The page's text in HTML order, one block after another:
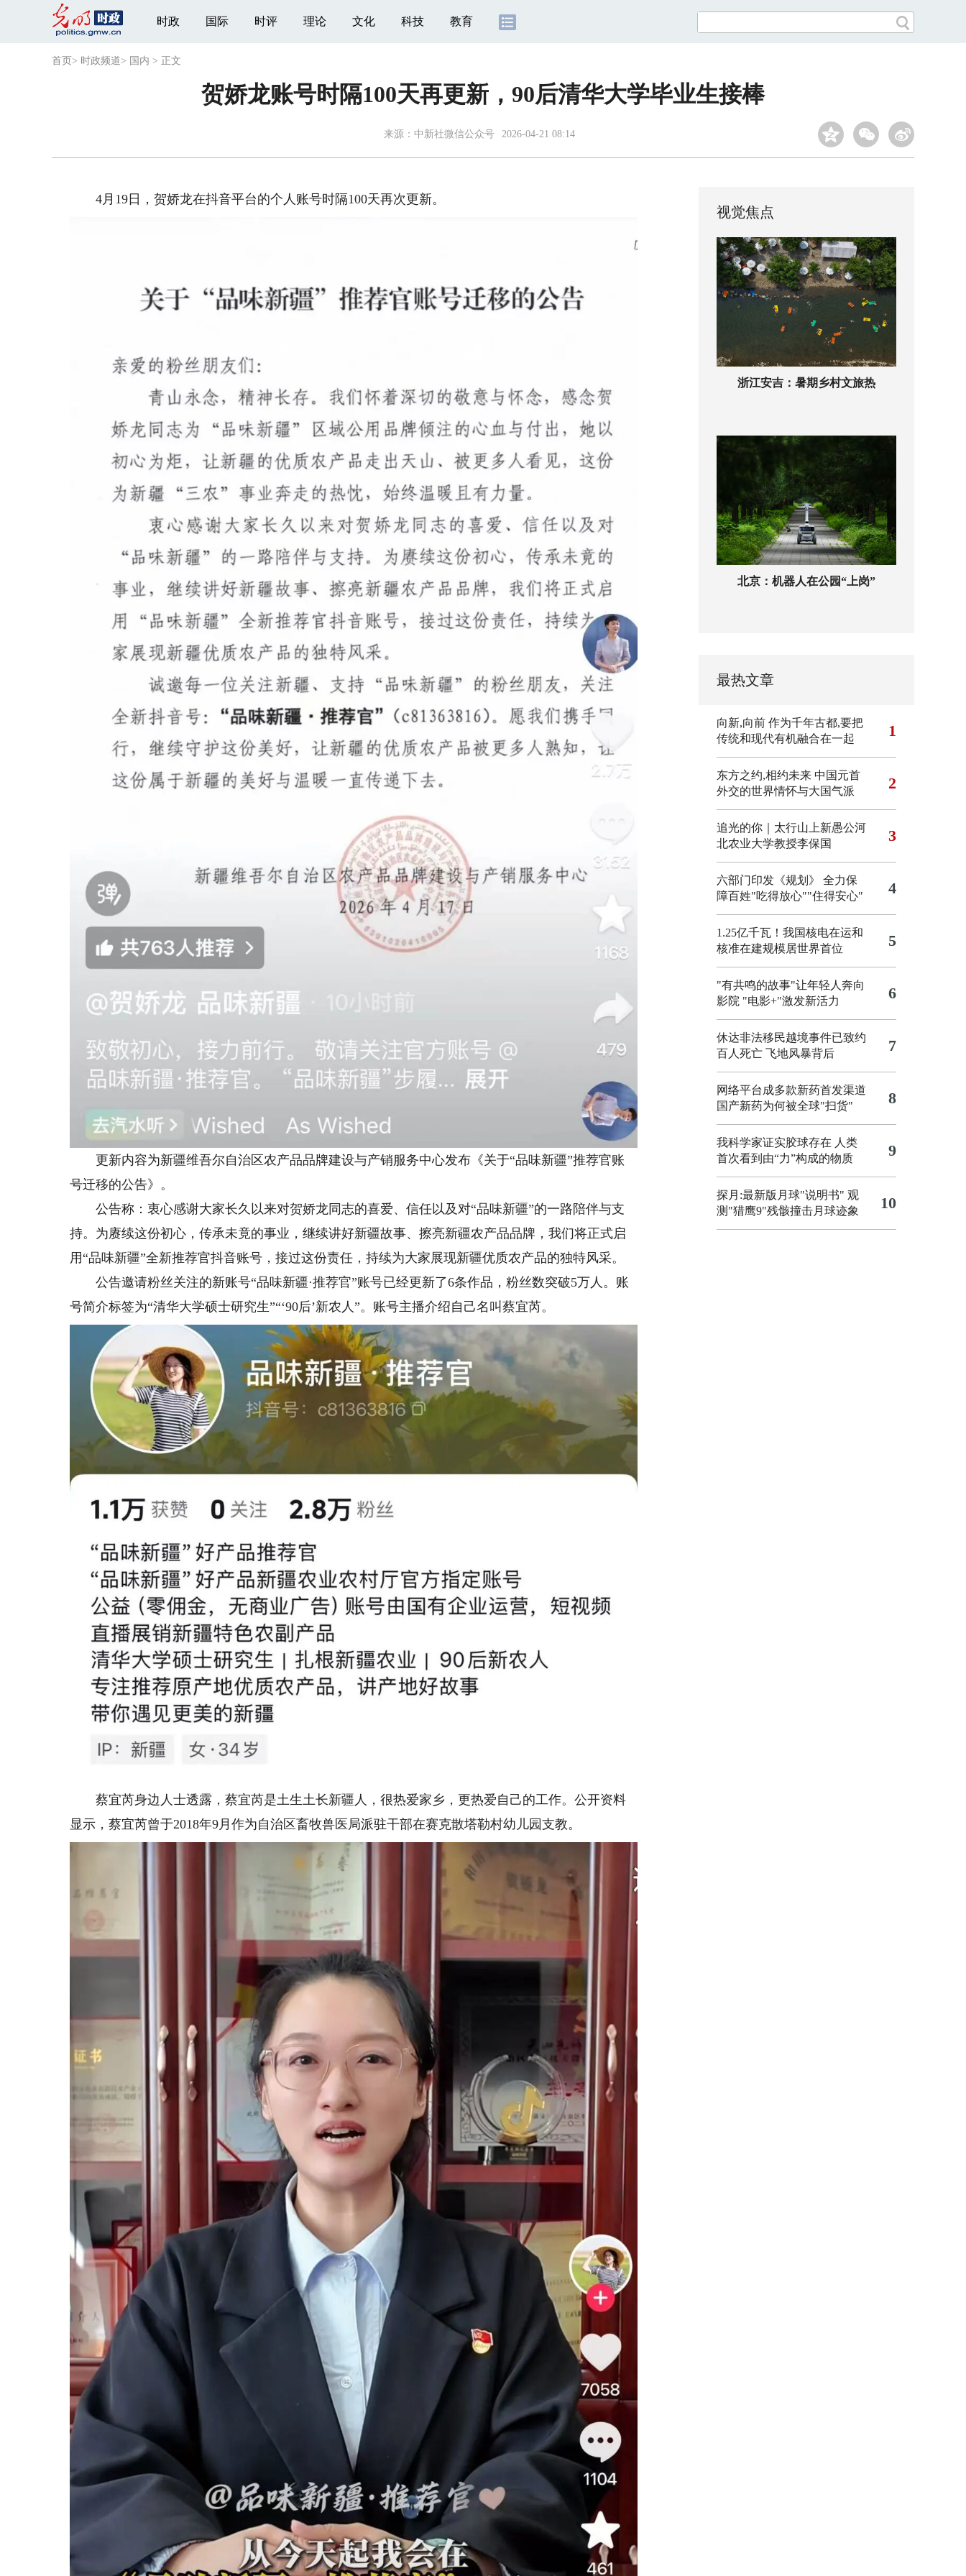
时政 国际 时评 理论 文化 科技 教育
首页 > 时政频道> 国内 > 正文
贺娇龙账号时隔100天再更新，90后清华大学毕业生接棒
来源： 中新社微信公众号 2026-04-21 08:14
4月19日，贺娇龙在抖音平台的个人账号时隔100天再次更新。
更新内容为新疆维吾尔自治区农产品品牌建设与产销服务中心发布《关于“品味新疆”推荐官账
号迁移的公告》。
公告称：衷心感谢大家长久以来对贺娇龙同志的喜爱、信任以及对“品味新疆”的一路陪伴与支
持。为赓续这份初心，传承未竟的事业，继续讲好新疆故事、擦亮新疆农产品品牌，我们将正式启
用“品味新疆”全新推荐官抖音账号，接过这份责任，持续为大家展现新疆优质农产品的独特风采。
公告邀请粉丝关注的新账号“品味新疆·推荐官”账号已经更新了6条作品，粉丝数突破5万人。账
号简介标签为“清华大学硕士研究生”“‘90后’新农人”。账号主播介绍自己名叫蔡宜芮。
蔡宜芮身边人士透露，蔡宜芮是土生土长新疆人，很热爱家乡，更热爱自己的工作。公开资料
显示，蔡宜芮曾于2018年9月作为自治区畜牧兽医局派驻干部在赛克散塔勒村幼儿园支教。
视觉焦点
浙江安吉：暑期乡村文旅热
北京：机器人在公园“上岗”
最热文章
向新,向前 作为千年古都,要把
传统和现代有机融合在一起
1
东方之约,相约未来 中国元首
外交的世界情怀与大国气派
2
追光的你｜太行山上新愚公河
北农业大学教授李保国
3
六部门印发《规划》 全力保
障百姓"吃得放心""住得安心"
4
1.25亿千瓦！我国核电在运和
核准在建规模居世界首位
5
"有共鸣的故事"让年轻人奔向
影院 "电影+"激发新活力 6
休达非法移民越境事件已致约
百人死亡 飞地风暴背后 7
网络平台成多款新药首发渠道
国产新药为何被全球"扫货"
8
我科学家证实胶球存在 人类
首次看到由“力”构成的物质
9
探月:最新版月球"说明书" 观
测"猎鹰9"残骸撞击月球迹象
10